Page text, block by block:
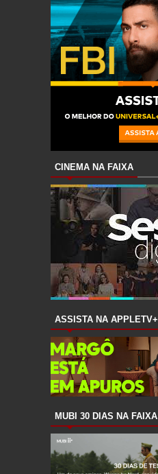
CINEMA NA FAIXA
ASSISTA NA APPLETV+
MUBI 30 DIAS NA FAIXA